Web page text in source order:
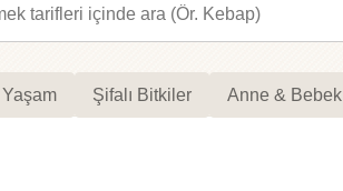
Şifalı Bitkiler Anne & Bebek